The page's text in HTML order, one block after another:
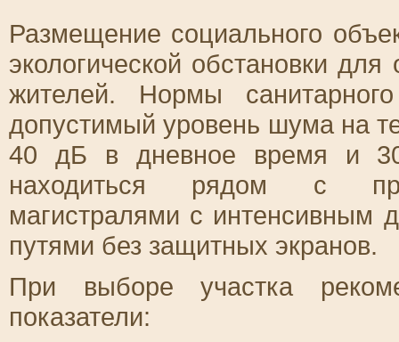
Размещение социального
экологической обстановки
жителей. Нормы санитарного
допустимый уровень шума на
40 дБ в дневное время и
находиться рядом с
магистралями с интенсивным
путями без защитных экранов.
При выборе участка
показатели: